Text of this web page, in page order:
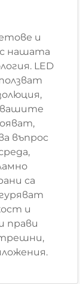
и
нашата
LED
въпрос
са
и
прави